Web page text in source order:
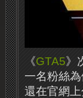
《GTA5》
一名粉絲
還在官網